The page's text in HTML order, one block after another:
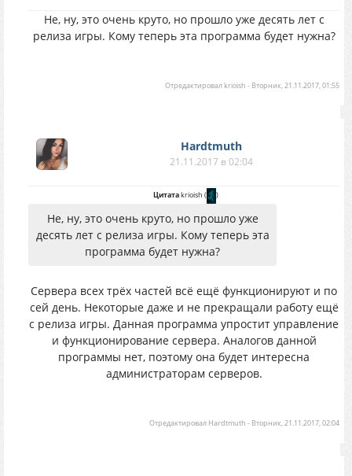
Не, ну, это очень круто, но прошло уже десять лет с
релиза игры. Кому теперь эта программа будет нужна?
Отредактировал krioish - Вторник, 21.11.2017, 01:55
Hardtmuth
21.11.2017 в 02:04
Цитатаkrioish ( )
Не, ну, это очень круто, но прошло уже
десять лет с релиза игры. Кому теперь эта
программа будет нужна?
Сервера всех трёх частей всё ещё функционируют и по
сей день. Некоторые даже и не прекращали работу ещё
с релиза игры. Данная программа упростит управление
и функционирование сервера. Аналогов данной
программы нет, поэтому она будет интересна
администраторам серверов.
Отредактировал Hardtmuth - Вторник, 21.11.2017, 02:04